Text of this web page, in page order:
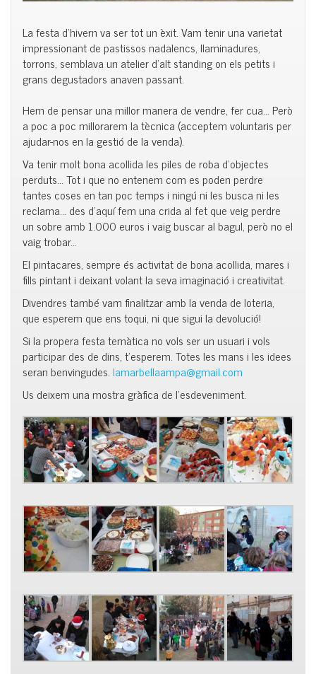
La festa d’hivern va ser tot un èxit. Vam tenir una varietat
impressionant de pastissos nadalencs, llaminadures,
torrons, semblava un atelierd’altstandingon els petits i
grans degustadors anaven passant.
Hem de pensar una millor manera de vendre, fer cua… Però
a poc a poc millorarem la tècnica (acceptem voluntaris per
ajudar-nos en la gestió de la venda).
Va tenir molt bona acollida les piles de roba d’objectes
perduts… Tot i que no entenem com es poden perdre
tantes coses en tan poc temps i ningú ni les busca ni les
reclama… des d’aquí fem una crida al fet que veig perdre
un sobre amb 1.000 euros i vaig buscar al bagul, però no el
vaig trobar…
El pintacares, sempre és activitat de bona acollida, mares i
fills pintant i deixant volant la seva imaginació i creativitat.
Divendres també vam finalitzar amb la venda de loteria,
que esperem que ens toqui, ni que sigui la devolució!
Si la propera festa temàtica no vols ser un usuari i vols
participar des de dins, t’esperem. Totes les mans i les idees
seran benvingudes.lamarbellaampa@gmail.com
Us deixem una mostra gràfica de l’esdeveniment.